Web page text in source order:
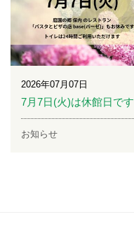
2026年07月07日
7月7日(火)は休館日です
お知らせ